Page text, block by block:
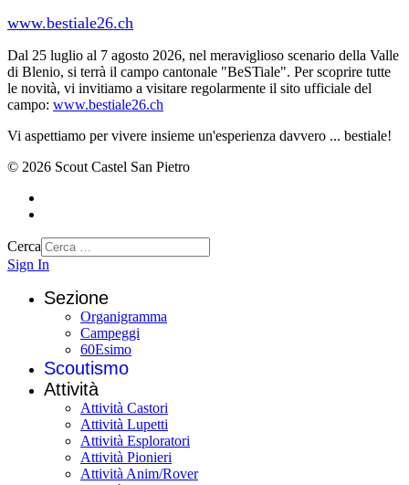
www.bestiale26.ch
Dal 25 luglio al 7 agosto 2026, nel meraviglioso scenario della Valle
di Blenio, si terrà il campo cantonale "BeSTiale". Per scoprire tutte
le novità, vi invitiamo a visitare regolarmente il sito ufficiale del
campo: www.bestiale26.ch
Vi aspettiamo per vivere insieme un'esperienza davvero ... bestiale!
© 2026 Scout Castel San Pietro
Cerca
Sign In
Sezione
Organigramma
Campeggi
60Esimo
Scoutismo
Attività
Attività Castori
Attività Lupetti
Attività Esploratori
Attività Pionieri
Attività Anim/Rover